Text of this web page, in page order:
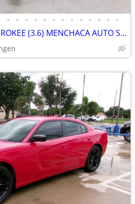
• • • • • • • • • • • • •
2018 JEEP GRAND CHEROKEE (3.6) MENCHACA AUTO SALES